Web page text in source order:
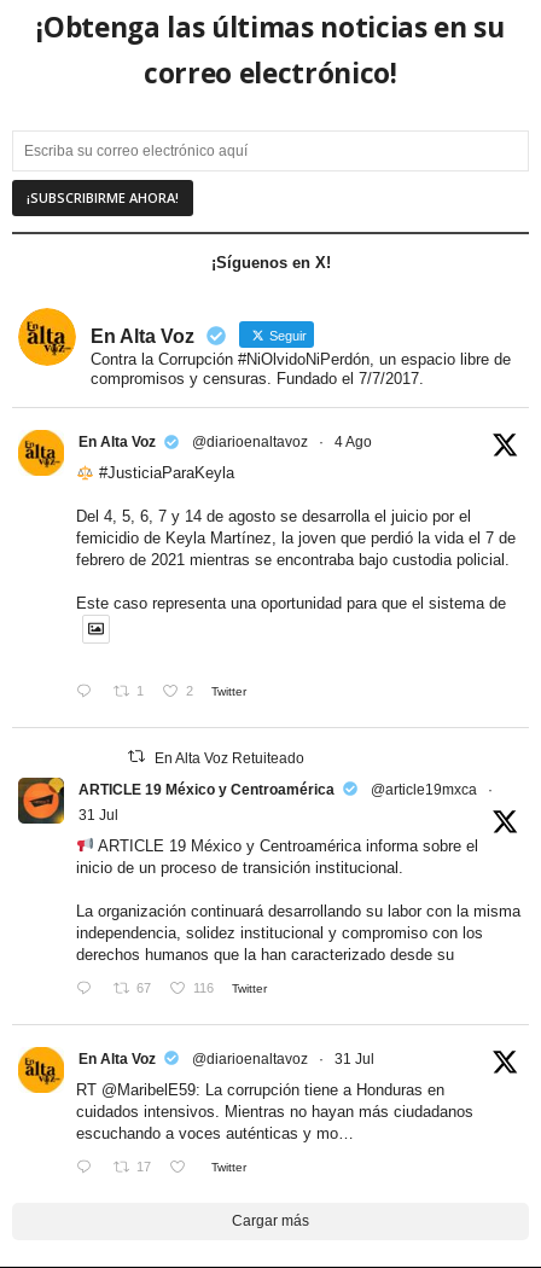
¡Obtenga las últimas noticias en su
correo electrónico!
¡Síguenos en X!
En Alta Voz Seguir
Contra la Corrupción #NiOlvidoNiPerdón, un espacio libre de
compromisos y censuras. Fundado el 7/7/2017.
En Alta Voz @diarioenaltavoz · 4 Ago
#JusticiaParaKeyla
Del 4, 5, 6, 7 y 14 de agosto se desarrolla el juicio por el
femicidio de Keyla Martínez, la joven que perdió la vida el 7 de
febrero de 2021 mientras se encontraba bajo custodia policial.
Este caso representa una oportunidad para que el sistema de
1 2 Twitter
En Alta Voz Retuiteado
ARTICLE 19 México y Centroamérica
@article19mxca
·
31 Jul
ARTICLE 19 México y Centroamérica informa sobre el
inicio de un proceso de transición institucional.
La organización continuará desarrollando su labor con la misma
independencia, solidez institucional y compromiso con los
derechos humanos que la han caracterizado desde su
67 116 Twitter
En Alta Voz @diarioenaltavoz · 31 Jul
RT @MaribelE59: La corrupción tiene a Honduras en
cuidados intensivos. Mientras no hayan más ciudadanos
escuchando a voces auténticas y mo…
17 Twitter
Cargar más